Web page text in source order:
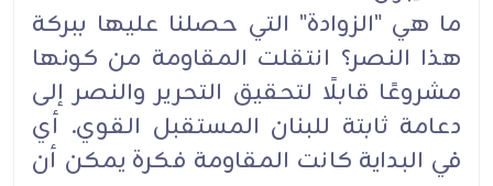
ما هي "الزوادة" التي حصلنا عليها ببركة
هذا النصر؟ انتقلت المقاومة من كونها
مشروعًا قابلًا لتحقيق ‏التحرير والنصر إلى
دعامة ثابتة للبنان المستقبل القوي. أي
في البداية كانت المقاومة فكرة يمكن أن